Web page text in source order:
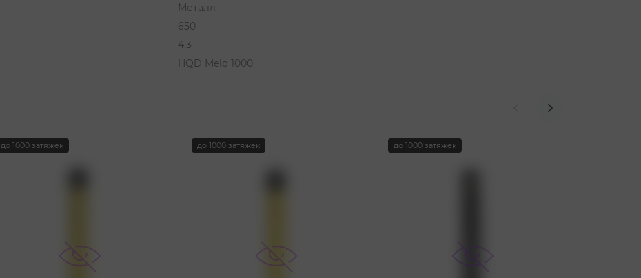
Металл
650
4.3
HQD Melo 1000
до 1000 затяжек до 1000 затяжек до 1000 затяжек